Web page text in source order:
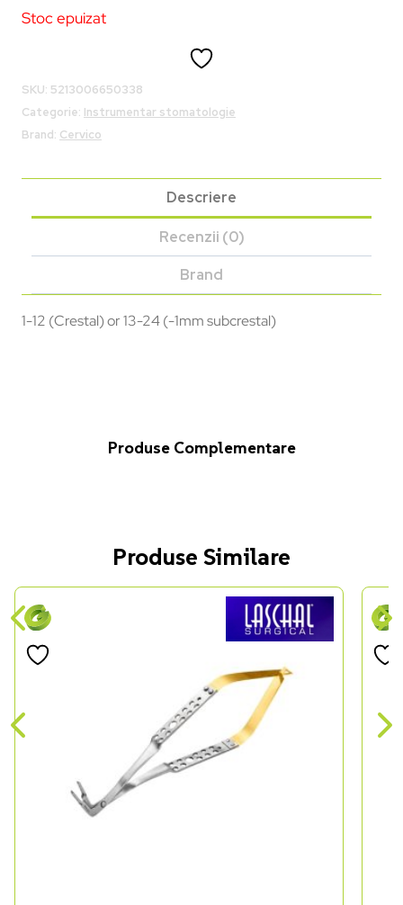
Stoc epuizat
SKU: 5213006650338
Categorie: Instrumentar stomatologie
Brand: Cervico
Descriere
Recenzii (0)
Brand
1-12 (Crestal) or 13-24 (-1mm subcrestal)
Produse Complementare
Produse Similare